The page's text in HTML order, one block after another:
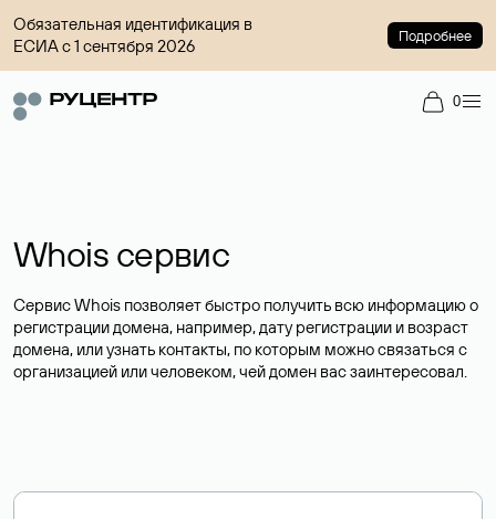
Обязательная идентификация в
ЕСИА с 1 сентября 2026
Подробнее
0
Whois сервис
Сервис Whois позволяет быстро получить всю информацию о
регистрации домена, например, дату регистрации и возраст
домена, или узнать контакты, по которым можно связаться с
организацией или человеком, чей домен вас заинтересовал.